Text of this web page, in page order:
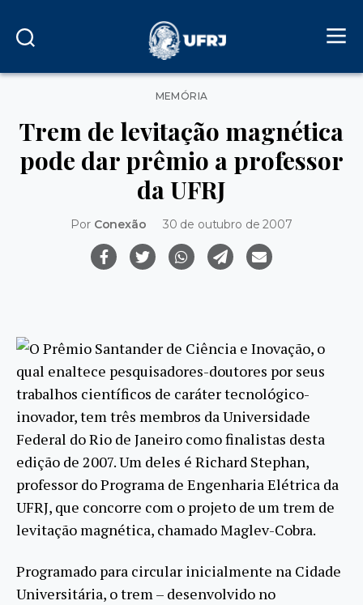
Categorias
MEMÓRIA
Trem de levitação magnética
pode dar prêmio a professor
da UFRJ
Por Conexão 30 de outubro de 2007
O Prêmio Santander de Ciência e Inovação, o
qual enaltece pesquisadores-doutores por seus
trabalhos científicos de caráter tecnológico-
inovador, tem três membros da Universidade
Federal do Rio de Janeiro como finalistas desta
edição de 2007. Um deles é Richard Stephan,
professor do Programa de Engenharia Elétrica da
UFRJ, que concorre com o projeto de um trem de
levitação magnética, chamado Maglev-Cobra.
Programado para circular inicialmente na Cidade
Universitária, o trem – desenvolvido no